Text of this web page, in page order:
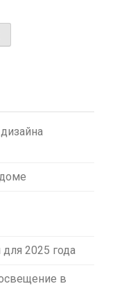
2025 года
в